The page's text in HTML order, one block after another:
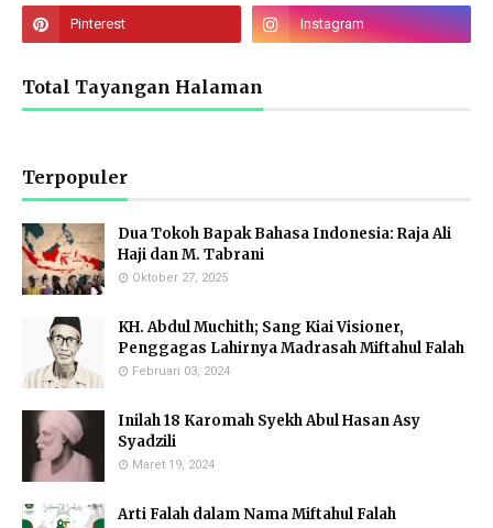
Total Tayangan Halaman
Terpopuler
Dua Tokoh Bapak Bahasa Indonesia: Raja Ali
Haji dan M. Tabrani
Oktober 27, 2025
KH. Abdul Muchith; Sang Kiai Visioner,
Penggagas Lahirnya Madrasah Miftahul Falah
Februari 03, 2024
Inilah 18 Karomah Syekh Abul Hasan Asy
Syadzili
Maret 19, 2024
Arti Falah dalam Nama Miftahul Falah